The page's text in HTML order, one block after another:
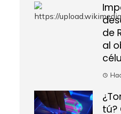
de
al
tú?